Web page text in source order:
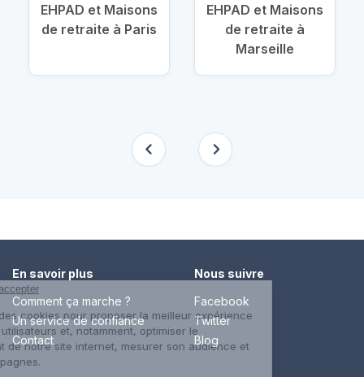
EHPAD et Maisons
de retraite à Paris
EHPAD et Maisons
de retraite à
Marseille
En savoir plus
Comment ça marche ?
Un service de confiance
Contact
Nous suivre
Facebook
Twitter
Blog